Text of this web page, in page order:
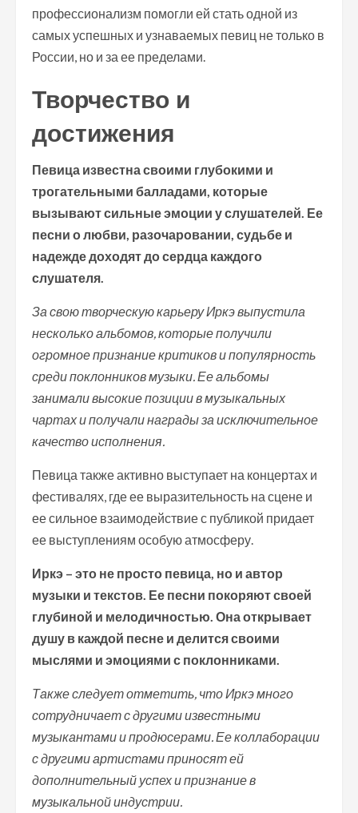
профессионализм помогли ей стать одной из
самых успешных и узнаваемых певиц не только в
России, но и за ее пределами.
Творчество и
достижения
Певица известна своими глубокими и
трогательными балладами, которые
вызывают сильные эмоции у слушателей. Ее
песни о любви, разочаровании, судьбе и
надежде доходят до сердца каждого
слушателя.
За свою творческую карьеру Иркэ выпустила
несколько альбомов, которые получили
огромное признание критиков и популярность
среди поклонников музыки. Ее альбомы
занимали высокие позиции в музыкальных
чартах и получали награды за исключительное
качество исполнения.
Певица также активно выступает на концертах и
фестивалях, где ее выразительность на сцене и
ее сильное взаимодействие с публикой придает
ее выступлениям особую атмосферу.
Иркэ – это не просто певица, но и автор
музыки и текстов. Ее песни покоряют своей
глубиной и мелодичностью. Она открывает
душу в каждой песне и делится своими
мыслями и эмоциями с поклонниками.
Также следует отметить, что Иркэ много
сотрудничает с другими известными
музыкантами и продюсерами. Ее коллаборации
с другими артистами приносят ей
дополнительный успех и признание в
музыкальной индустрии.